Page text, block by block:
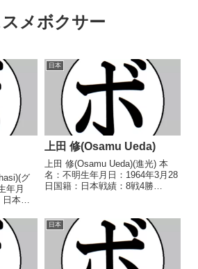
メボクサー
グ
年月
本戦
不
日本
上田 修(Osamu Ueda)
上田 修(Osamu Ueda)(進光) 本
名：不明生年月日：1964年3月28
日国籍：日本戦績：8戦4勝
○2RKO 三井 弘有(神
林)1984/05/11 ○4R判定...
日本